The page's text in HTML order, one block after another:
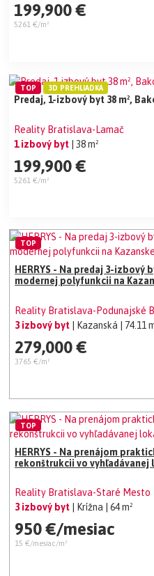
199,900 €
5261 €/m²
Predaj, 1-izbový byt 38 m²,
Reality Bratislava-Lamač
1 izbový byt | 38 m²
199,900 €
5261 €/m²
TOP 3D PREHLIADKA
HERRYS - Na predaj 3-
modernej polyfunkcii na
Reality Bratislava-Podunajské
3 izbový byt
| Kazanská | 74.11
279,000 €
3765 €/m²
TOP
HERRYS - Na prenájom
rekonštrukcii vo
Reality Bratislava-Staré Mesto
3 izbový byt
| Krížna | 64 m²
950 €/mesiac
15 €/mesiac/m²
TOP